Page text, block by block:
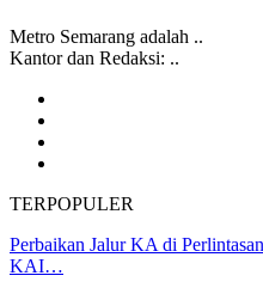
Metro Semarang adalah ..
Kantor dan Redaksi: ..
TERPOPULER
Perbaikan Jalur KA di
KAI…